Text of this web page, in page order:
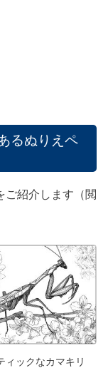
るぬりえペ
ご紹介します（閲
ィックなカマキリ